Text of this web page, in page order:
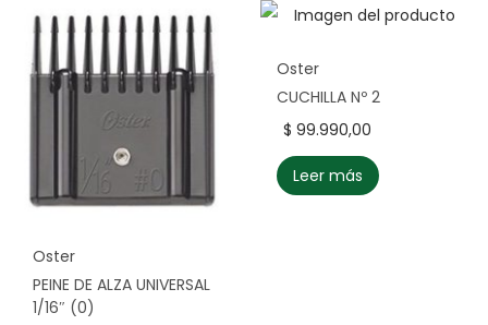
Oster
PEINE DE ALZA UNIVERSAL
1/16″ (0)
Oster
CUCHILLA Nº 2
$ 99.990,00
Leer más